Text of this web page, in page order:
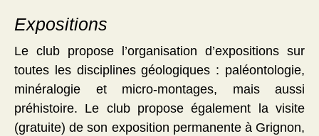
Expositions
Le club propose l’organisation d’expositions sur
toutes les disciplines géologiques : paléontologie,
minéralogie et micro-montages, mais aussi
préhistoire. Le club propose également la visite
(gratuite) de son exposition permanente à Grignon,